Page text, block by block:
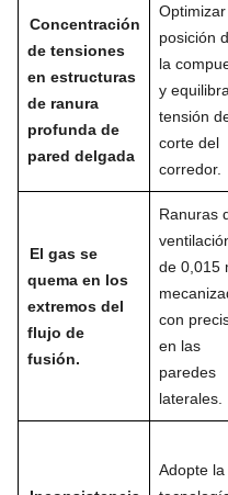
Concentración
de tensiones
en estructuras
de ranura
profunda de
pared delgada
Optimizar
posición
la
y
tensión
corte del
corredor.
El gas se
quema en los
extremos del
flujo de
fusión.
Ranuras
de 0,015
con
en las
paredes
laterales.
Adopte la